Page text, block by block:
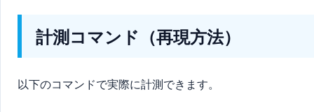
計測コマンド（再現方法）
以下のコマンドで実際に計測できます。